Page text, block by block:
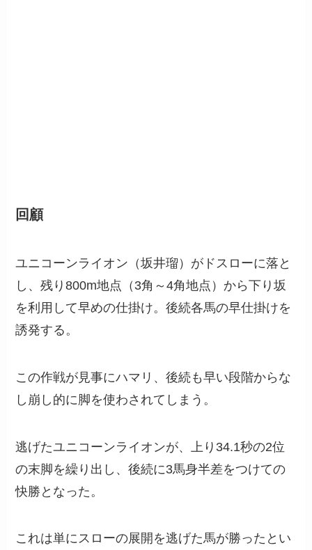
回顧
ユニコーンライオン（坂井瑠）がドスローに落と
し、残り800m地点（3角～4角地点）から下り坂
を利用して早めの仕掛け。後続各馬の早仕掛けを
誘発する。
この作戦が見事にハマリ、後続も早い段階からな
し崩し的に脚を使わされてしまう。
逃げたユニコーンライオンが、上り34.1秒の2位
の末脚を繰り出し、後続に3馬身半差をつけての
快勝となった。
これは単にスローの展開を逃げた馬が勝ったとい